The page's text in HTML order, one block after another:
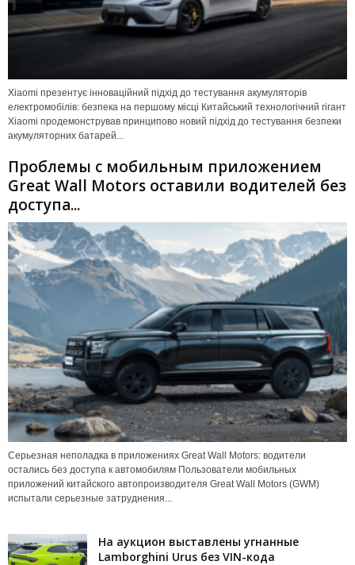
Xiaomi презентує інноваційний підхід до тестування акумуляторів
електромобілів: безпека на першому місці Китайський технологічний гігант
Xiaomi продемонстрував принципово новий підхід до тестування безпеки
акумуляторних батарей...
Проблемы с мобильным приложением
Great Wall Motors оставили водителей без
доступа...
Серьезная неполадка в приложениях Great Wall Motors: водители
остались без доступа к автомобилям Пользователи мобильных
приложений китайского автопроизводителя Great Wall Motors (GWM)
испытали серьезные затруднения...
На аукцион выставлены угнанные
Lamborghini Urus без VIN-кода